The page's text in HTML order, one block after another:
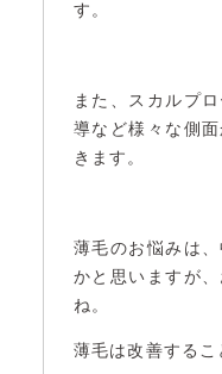
す。
また、スカルプ
導など様々な側
きます。
薄毛のお悩みは
かと思いますが
ね。
薄毛は改善するこ